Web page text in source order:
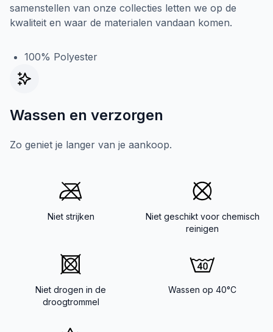
samenstellen van onze collecties letten we op de
kwaliteit en waar de materialen vandaan komen.
100% Polyester
Wassen en verzorgen
Zo geniet je langer van je aankoop.
Niet strijken
Niet geschikt voor chemisch
reinigen
Niet drogen in de
droogtrommel
Wassen op 40°C